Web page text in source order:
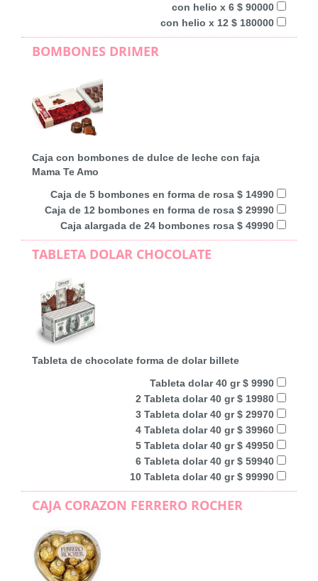
con helio x 6 $ 90000
con helio x 12 $ 180000
BOMBONES DRIMER
Caja con bombones de dulce de leche con faja
Mama Te Amo
Caja de 5 bombones en forma de rosa $ 14990
Caja de 12 bombones en forma de rosa $ 29990
Caja alargada de 24 bombones rosa $ 49990
TABLETA DOLAR CHOCOLATE
Tableta de chocolate forma de dolar billete
Tableta dolar 40 gr $ 9990
2 Tableta dolar 40 gr $ 19980
3 Tableta dolar 40 gr $ 29970
4 Tableta dolar 40 gr $ 39960
5 Tableta dolar 40 gr $ 49950
6 Tableta dolar 40 gr $ 59940
10 Tableta dolar 40 gr $ 99990
CAJA CORAZON FERRERO ROCHER